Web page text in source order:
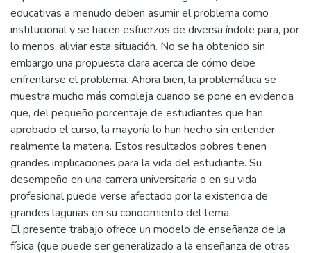
educativas a menudo deben asumir el problema como
institucional y se hacen esfuerzos de diversa índole para, por
lo menos, aliviar esta situación. No se ha obtenido sin
embargo una propuesta clara acerca de cómo debe
enfrentarse el problema. Ahora bien, la problemática se
muestra mucho más compleja cuando se pone en evidencia
que, del pequeño porcentaje de estudiantes que han
aprobado el curso, la mayoría lo han hecho sin entender
realmente la materia. Estos resultados pobres tienen
grandes implicaciones para la vida del estudiante. Su
desempeño en una carrera universitaria o en su vida
profesional puede verse afectado por la existencia de
grandes lagunas en su conocimiento del tema.
El presente trabajo ofrece un modelo de enseñanza de la
física (que puede ser generalizado a la enseñanza de otras